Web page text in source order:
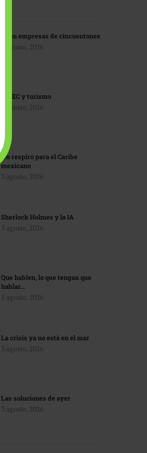
IA en empresas de cincuentones
3 agosto, 2026
TMEC y turismo
3 agosto, 2026
Un respiro para el Caribe
mexicano
3 agosto, 2026
Sherlock Holmes y la IA
3 agosto, 2026
Que hablen, lo que tengan que
hablar…
3 agosto, 2026
La crisis ya no está en el mar
3 agosto, 2026
Las soluciones de ayer
3 agosto, 2026